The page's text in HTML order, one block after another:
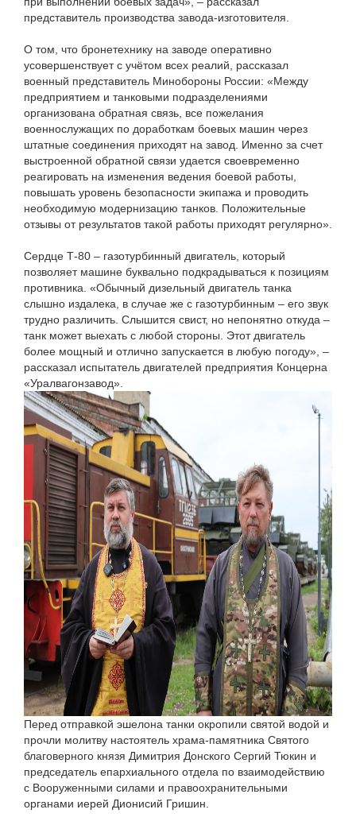
представитель производства завода-изготовителя.
О том, что бронетехнику на заводе оперативно
усовершенствует с учётом всех реалий, рассказал
военный представитель Минобороны России: «Между
предприятием и танковыми подразделениями
организована обратная связь, все пожелания
военнослужащих по доработкам боевых машин через
штатные соединения приходят на завод. Именно за счет
выстроенной обратной связи удается своевременно
реагировать на изменения ведения боевой работы,
повышать уровень безопасности экипажа и проводить
необходимую модернизацию танков. Положительные
отзывы от результатов такой работы приходят регулярно».
Сердце Т-80 – газотурбинный двигатель, который
позволяет машине буквально подкрадываться к позициям
противника. «Обычный дизельный двигатель танка
слышно издалека, в случае же с газотурбинным – его звук
трудно различить. Слышится свист, но непонятно откуда –
танк может выехать с любой стороны. Этот двигатель
более мощный и отлично запускается в любую погоду», –
рассказал испытатель двигателей предприятия Концерна
«Уралвагонзавод».
Перед отправкой эшелона танки окропили святой водой и
прочли молитву настоятель храма-памятника Святого
благоверного князя Димитрия Донского Сергий Тюкин и
председатель епархиального отдела по взаимодействию
с Вооруженными силами и правоохранительными
органами иерей Дионисий Гришин.